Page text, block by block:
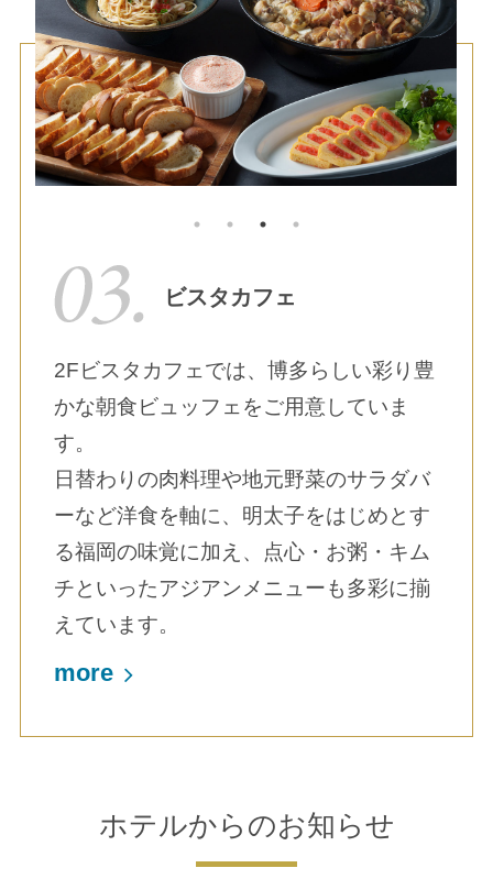
ビスタカフェ
2Fビスタカフェでは、博多らしい彩り豊
かな朝食ビュッフェをご用意していま
す。
日替わりの肉料理や地元野菜のサラダバ
ーなど洋食を軸に、明太子をはじめとす
る福岡の味覚に加え、点心・お粥・キム
チといったアジアンメニューも多彩に揃
えています。
more
ホテルからのお知らせ